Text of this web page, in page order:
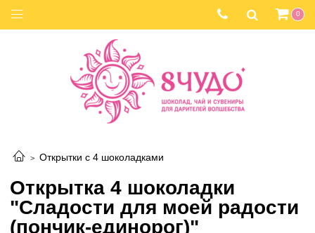
0
Открытки с 4 шоколадками
Открытка 4 шоколадки
"Сладости для моей радости
(пончик-единорог)"